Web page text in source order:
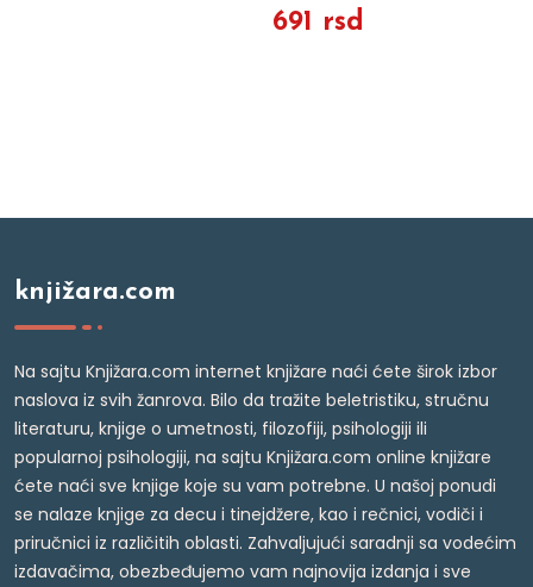
691 rsd
knjižara.com
Na sajtu Knjižara.com internet knjižare naći ćete širok izbor
naslova iz svih žanrova. Bilo da tražite beletristiku, stručnu
literaturu, knjige o umetnosti, filozofiji, psihologiji ili
popularnoj psihologiji, na sajtu Knjižara.com online knjižare
ćete naći sve knjige koje su vam potrebne. U našoj ponudi
se nalaze knjige za decu i tinejdžere, kao i rečnici, vodiči i
priručnici iz različitih oblasti. Zahvaljujući saradnji sa vodećim
izdavačima, obezbeđujemo vam najnovija izdanja i sve